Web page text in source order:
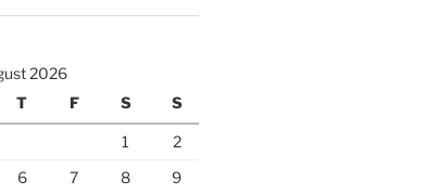
2026
T F S S
1
2
6 7 8
9